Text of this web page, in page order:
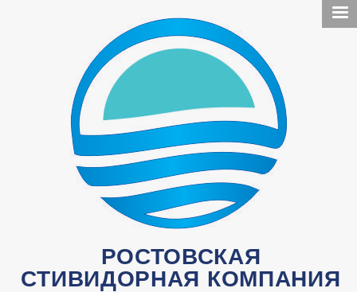
РОСТОВСКАЯ
СТИВИДОРНАЯ КОМПАНИЯ